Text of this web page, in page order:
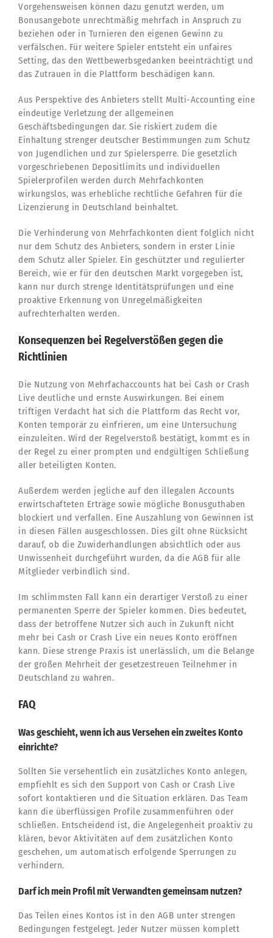
Vorgehensweisen können dazu genutzt werden, um
Bonusangebote unrechtmäßig mehrfach in Anspruch zu
beziehen oder in Turnieren den eigenen Gewinn zu
verfälschen. Für weitere Spieler entsteht ein unfaires
Setting, das den Wettbewerbsgedanken beeinträchtigt und
das Zutrauen in die Plattform beschädigen kann.
Aus Perspektive des Anbieters stellt Multi-Accounting eine
eindeutige Verletzung der allgemeinen
Geschäftsbedingungen dar. Sie riskiert zudem die
Einhaltung strenger deutscher Bestimmungen zum Schutz
von Jugendlichen und zur Spielersperre. Die gesetzlich
vorgeschriebenen Depositlimits und individuellen
Spielerprofilen werden durch Mehrfachkonten
wirkungslos, was erhebliche rechtliche Gefahren für die
Lizenzierung in Deutschland beinhaltet.
Die Verhinderung von Mehrfachkonten dient folglich nicht
nur dem Schutz des Anbieters, sondern in erster Linie
dem Schutz aller Spieler. Ein geschützter und regulierter
Bereich, wie er für den deutschen Markt vorgegeben ist,
kann nur durch strenge Identitätsprüfungen und eine
proaktive Erkennung von Unregelmäßigkeiten
aufrechterhalten werden.
Konsequenzen bei Regelverstößen gegen die
Richtlinien
Die Nutzung von Mehrfachaccounts hat bei Cash or Crash
Live deutliche und ernste Auswirkungen. Bei einem
triftigen Verdacht hat sich die Plattform das Recht vor,
Konten temporär zu einfrieren, um eine Untersuchung
einzuleiten. Wird der Regelverstoß bestätigt, kommt es in
der Regel zu einer prompten und endgültigen Schließung
aller beteiligten Konten.
Außerdem werden jegliche auf den illegalen Accounts
erwirtschafteten Erträge sowie mögliche Bonusguthaben
blockiert und verfallen. Eine Auszahlung von Gewinnen ist
in diesen Fällen ausgeschlossen. Dies gilt ohne Rücksicht
darauf, ob die Zuwiderhandlungen absichtlich oder aus
Unwissenheit durchgeführt wurden, da die AGB für alle
Mitglieder verbindlich sind.
Im schlimmsten Fall kann ein derartiger Verstoß zu einer
permanenten Sperre der Spieler kommen. Dies bedeutet,
dass der betroffene Nutzer sich auch in Zukunft nicht
mehr bei Cash or Crash Live ein neues Konto eröffnen
kann. Diese strenge Praxis ist unerlässlich, um die Belange
der großen Mehrheit der gesetzestreuen Teilnehmer in
Deutschland zu wahren.
FAQ
Was geschieht, wenn ich aus Versehen ein zweites Konto
einrichte?
Sollten Sie versehentlich ein zusätzliches Konto anlegen,
empfiehlt es sich den Support von Cash or Crash Live
sofort kontaktieren und die Situation erklären. Das Team
kann die überflüssigen Profile zusammenführen oder
schließen. Entscheidend ist, die Angelegenheit proaktiv zu
klären, bevor Aktivitäten auf dem zusätzlichen Konto
geschehen, um automatisch erfolgende Sperrungen zu
verhindern.
Darf ich mein Profil mit Verwandten gemeinsam nutzen?
Das Teilen eines Kontos ist in den AGB unter strengen
Bedingungen festgelegt. Jeder Nutzer müssen komplett